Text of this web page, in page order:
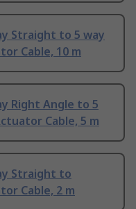
Straight to 5 way
Cable, 10 m
Right Angle to 5
Cable, 5 m
Straight to
Cable, 2 m